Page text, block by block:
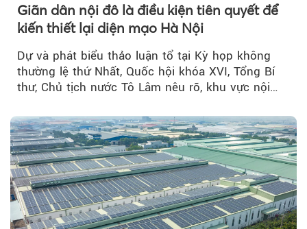
Giãn dân nội đô là điều kiện tiên quyết để
kiến thiết lại diện mạo Hà Nội
Dự và phát biểu thảo luận tổ tại Kỳ họp không
thường lệ thứ Nhất, Quốc hội khóa XVI, Tổng Bí
thư, Chủ tịch nước Tô Lâm nêu rõ, khu vực nội